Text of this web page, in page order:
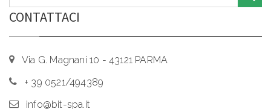
CONTATTACI
Via G. Magnani 10 - 43121 PARMA
+ 39 0521/494389
info@bit-spa.it